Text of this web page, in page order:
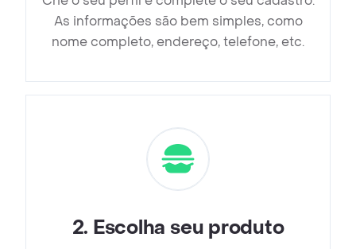
As informações são bem simples, como
nome completo, endereço, telefone, etc.
2. Escolha seu produto